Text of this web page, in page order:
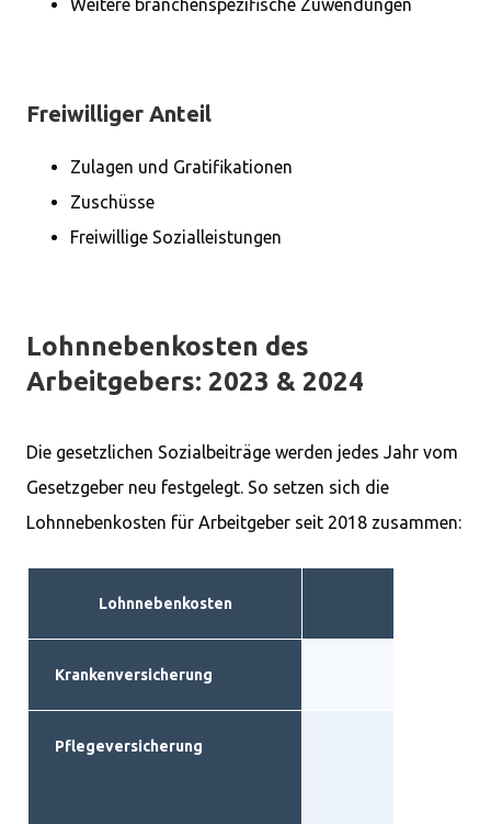
Weitere branchenspezifische Zuwendungen
Freiwilliger Anteil
Zulagen und Gratifikationen
Zuschüsse
Freiwillige Sozialleistungen
Lohnnebenkosten des
Arbeitgebers: 2023 & 2024
Die gesetzlichen Sozialbeiträge werden jedes Jahr vom
Gesetzgeber neu festgelegt. So setzen sich die
Lohnnebenkosten für Arbeitgeber seit 2018 zusammen:
Lohnnebenkosten
Krankenversicherung
Pflegeversicherung